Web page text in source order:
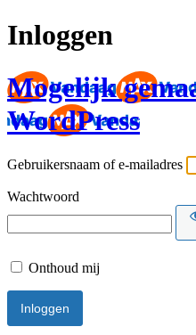
Inloggen
Mogelijk
WordPress
Gebruikersnaam of e-mailadres
Wachtwoord
Onthoud mij